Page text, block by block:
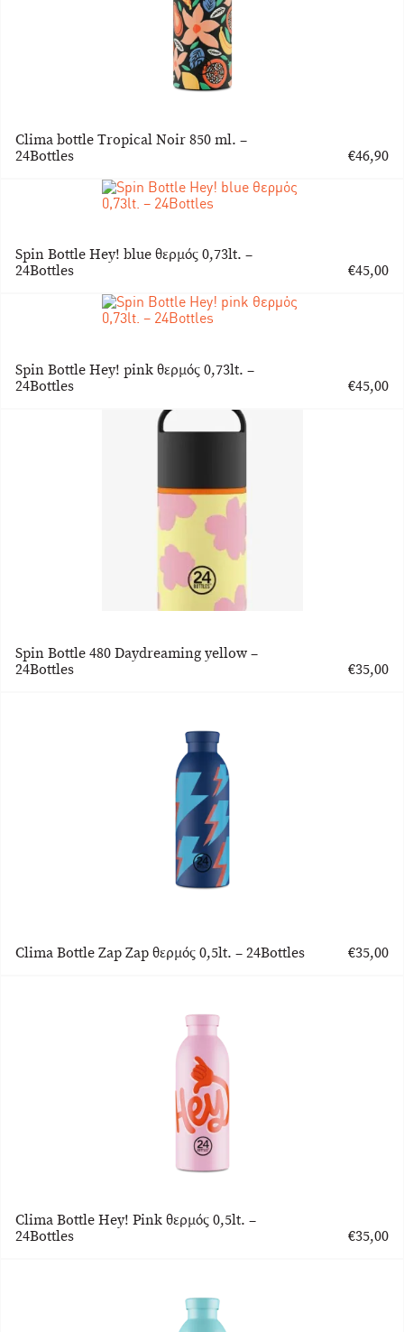
Clima bottle Tropical Noir 850 ml. –
24Bottles
€46,90
Spin Bottle Hey! blue θερμός 0,73lt. –
24Bottles
€45,00
Spin Bottle Hey! pink θερμός 0,73lt. –
24Bottles
€45,00
Spin Bottle 480 Daydreaming yellow –
24Bottles
€35,00
Clima Bottle Zap Zap θερμός 0,5lt. – 24Bottles €35,00
Clima Bottle Hey! Pink θερμός 0,5lt. –
24Bottles
€35,00